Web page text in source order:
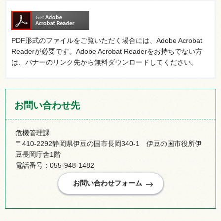
PDF形式のファイルをご覧いただく場合には、Adobe Acrobat
Readerが必要です。Adobe Acrobat Readerをお持ちでない方
は、バナーのリンク先から無料ダウンロードしてください。
お問い合わせ先
危機管理課
〒410-2292静岡県伊豆の国市長岡340-1 伊豆の国市役所伊
豆長岡庁舎1階
電話番号：055-948-1482